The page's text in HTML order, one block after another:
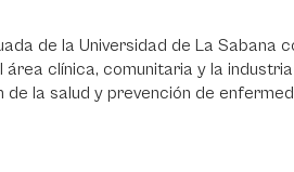
de la Universidad de La Sabana
área clínica, comunitaria y la
de la salud y prevención de